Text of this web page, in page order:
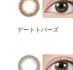
デートトパーズ